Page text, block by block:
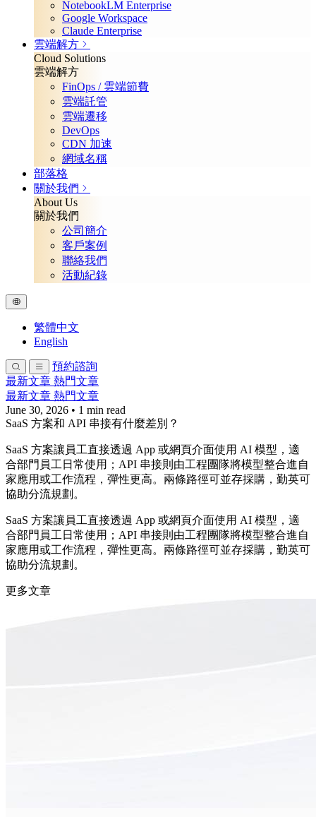
NotebookLM Enterprise
Google Workspace
Claude Enterprise
雲端解方
Cloud Solutions
雲端解方
FinOps / 雲端節費
雲端託管
雲端遷移
DevOps
CDN 加速
網域名稱
部落格
關於我們
About Us
關於我們
公司簡介
客戶案例
聯絡我們
活動紀錄
繁體中文
English
預約諮詢
最新文章 熱門文章
最新文章 熱門文章
June 30, 2026 • 1 min read
SaaS 方案和 API 串接有什麼差別？
SaaS 方案讓員工直接透過 App 或網頁介面使用 AI 模型，適
合部門員工日常使用；API 串接則由工程團隊將模型整合進自
家應用或工作流程，彈性更高。兩條路徑可並存採購，勤英可
協助分流規劃。
SaaS 方案讓員工直接透過 App 或網頁介面使用 AI 模型，適
合部門員工日常使用；API 串接則由工程團隊將模型整合進自
家應用或工作流程，彈性更高。兩條路徑可並存採購，勤英可
協助分流規劃。
更多文章